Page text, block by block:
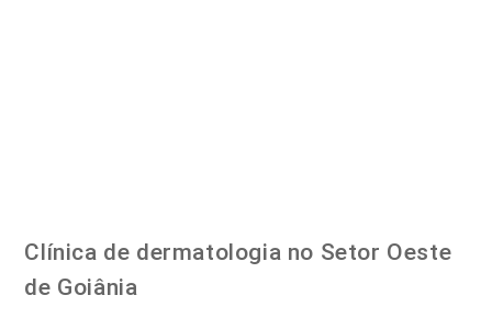
Clínica de dermatologia no Setor Oeste
de Goiânia